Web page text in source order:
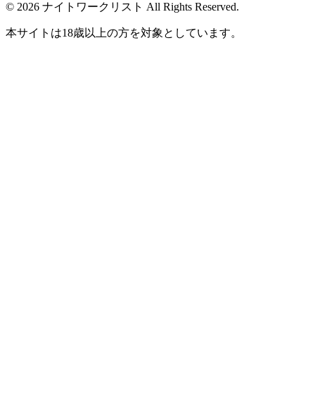
© 2026 ナイトワークリスト All Rights Reserved.
本サイトは18歳以上の方を対象としています。